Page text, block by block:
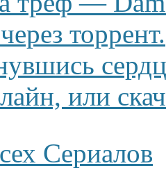
торрент.
или
Сериалов